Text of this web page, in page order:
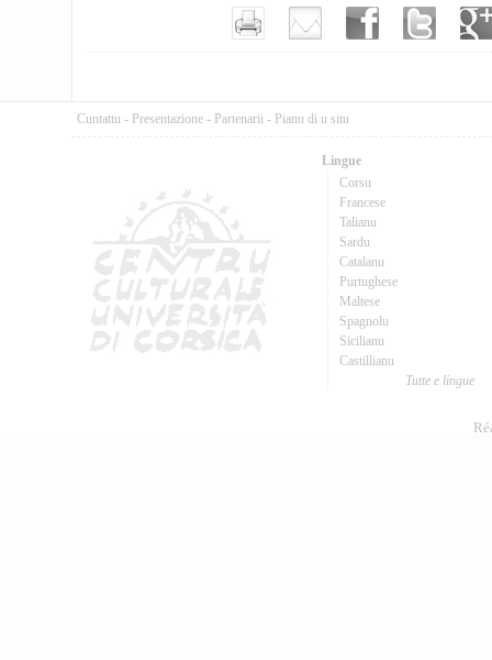
Cuntattu - Presentazione - Partenarii - Pianu di u situ
Lingue
Corsu
Francese
Talianu
Sardu
Catalanu
Purtughese
Maltese
Spagnolu
Sicilianu
Castillianu
Tutte e lingue